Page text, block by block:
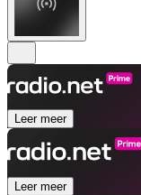
Leer meer
Leer meer